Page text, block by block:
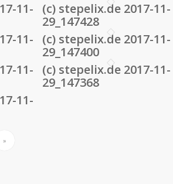
11-
(c) stepelix.de 2017-11-
29_147428
11-
(c) stepelix.de 2017-11-
29_147400
11-
(c) stepelix.de 2017-11-
29_147368
11-
»